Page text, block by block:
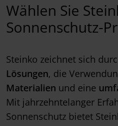
Wählen Sie
Sonnenschutz-
Steinko zeichnet sich
Lösungen, die
Materialien und eine
Mit jahrzehntelanger
Sonnenschutz bietet